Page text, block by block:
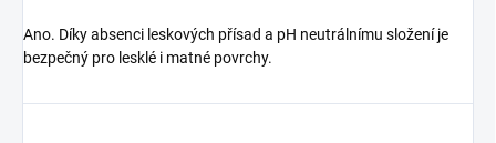
Ano. Díky absenci leskových přísad a pH neutrálnímu složení je
bezpečný pro lesklé i matné povrchy.